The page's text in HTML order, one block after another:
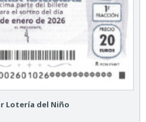
Lotería del Niño